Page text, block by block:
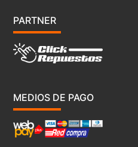
PARTNER
MEDIOS DE PAGO